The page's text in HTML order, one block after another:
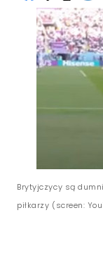
Brytyjczycy są
piłkarzy (screen: